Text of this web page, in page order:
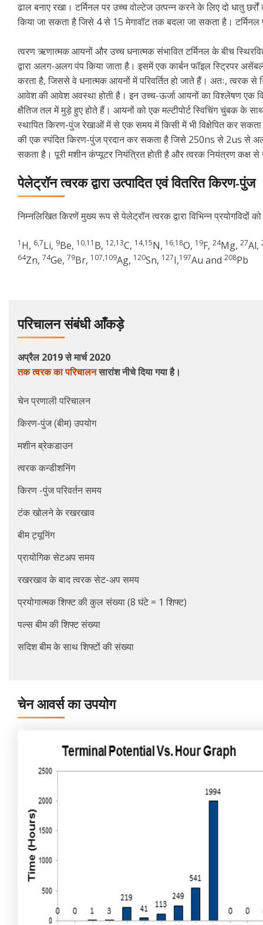
ढाल बनाए रखा। टर्मिनल पर उच्च वोल्टेज उत्पन्न करने के लिए दो धातु
किया जा सकता है जिसे 4 से 15 मेगावॉट तक बदला जा सकता है। टर्मिनल
त्वरण ऋणात्मक आयनों और उच्च धनात्मक संभावित टर्मिनल के बीच
द्वारा अलग-अलग पंप किया जाता है। इसमें एक कार्बन फॉइल स्ट्रिपर
करता है, जिससे वे धनात्मक आयनों में परिवर्तित हो जाते हैं। अतः, त्वरक
आवेश की आवेश अवस्था होती है। इन उच्च-ऊर्जा आयनों का विश्लेषण एक
क्षैतिज तल में मुड़े हुए होते हैं। आयनों को एक मल्टीपोर्ट स्विचिंग चुंबक के
स्थापित किरण-पुंज रेखाओं में से एक समय में किसी में भी विक्षेपित कर
की एक स्पंदित किरण-पुंज प्रदान कर सकता है जिसे 250ns से 2us से
सकता है। पूरी मशीन कंप्यूटर नियंत्रित होती है और त्वरक नियंत्रण कक्ष से
पेलेट्रॉन त्वरक द्वारा उत्पादित एवं वितरित किरण-पुंज
निम्नलिखित किरणें मुख्य रूप से पेलेट्रॉन त्वरक द्वारा विभिन्न प्रयोगविदों
1 H, 6,7Li, 9Be, 10,11 B, 12,13C, 14,15N, 16,18O, 19F, 24Mg, 27Al,
64Zn, 74Ge, 79Br, 107,109Ag, 120Sn, 127I,197Au and 208Pb
परिचालन संबंधी आँकड़े
अप्रैल 2019 से मार्च 2020
तक त्वरक का परिचालनसारांश नीचे दिया गया है।
चेन प्रणाली परिचालन
किरण-पुंज (बीम) उपयोग
मशीन ब्रेकडाउन
त्वरक कन्डीशनिंग
किरण -पुंज परिवर्तन समय
टंक खोलने के रखरखाव
बीम ट्यूनिंग
प्रायोगिक सेटअप समय
रखरखाव के बाद त्वरक सेट-अप समय
प्रयोगात्मक शिफ्ट की कुल संख्या (8 घंटे = 1 शिफ्ट)
पल्स बीम की शिफ्ट संख्या
सदिश बीम के साथ शिफ्टों की संख्या
चेन आवर्स का उपयोग